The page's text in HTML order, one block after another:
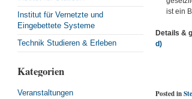
Institut für Vernetzte und
Eingebettete Systeme
Technik Studieren & Erleben
Kategorien
Veranstaltungen
ist ein
Details &
d)
Posted in